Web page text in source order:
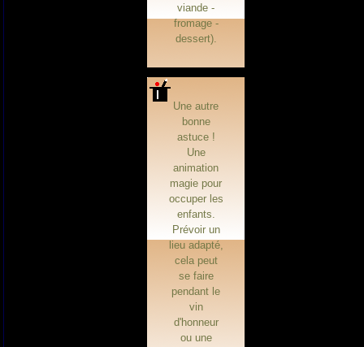
viande -
fromage -
dessert).
Une autre
bonne
astuce !
Une
animation
magie pour
occuper les
enfants.
Prévoir un
lieu adapté,
cela peut
se faire
pendant le
vin
d'honneur
ou une